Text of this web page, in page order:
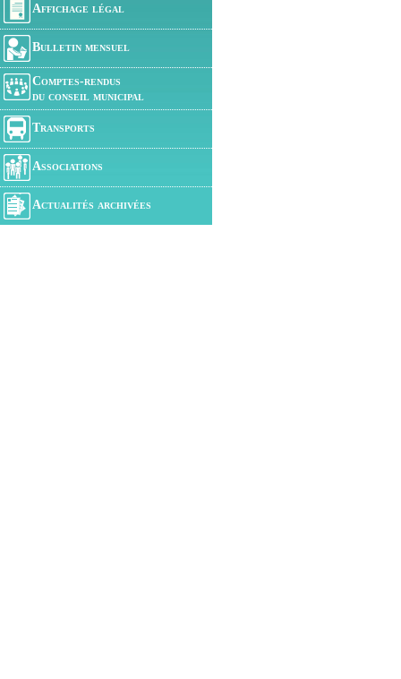
Affichage légal
Bulletin mensuel
Comptes-rendus
du conseil municipal
Transports
Associations
Actualités archivées